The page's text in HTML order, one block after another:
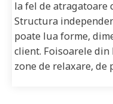
la fel de atragatoare
Structura
poate lua forme,
client. Foisoarele
zone de relaxare,